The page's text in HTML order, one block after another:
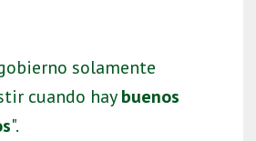
solamente
cuando haybuenos
".